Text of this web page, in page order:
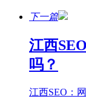
下一篇
江西
吗？
江西SEO：